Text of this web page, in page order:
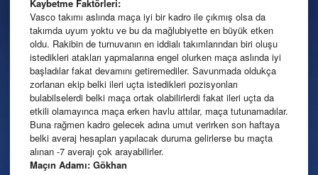
Kaybetme Faktörleri:
Vasco takımı aslında maça iyi bir kadro ile çıkmış olsa da
takımda uyum yoktu ve bu da mağlubiyette en büyük etken
oldu. Rakibin de turnuvanın en iddialı takımlarından biri oluşu
istedikleri atakları yapmalarına engel olurken maça aslında iyi
başladılar fakat devamını getiremediler. Savunmada oldukça
zorlanan ekip belki ileri uçta istedikleri pozisyonları
bulabilselerdi belki maça ortak olabilirlerdi fakat ileri uçta da
etkili olamayınca maça erken havlu attılar, maça tutunamadılar.
Buna rağmen kadro gelecek adına umut verirken son haftaya
belki averaj hesapları yapılacak duruma gelirlerse bu maçta
alınan -7 averajı çok arayabilirler.
Maçın Adamı: Gökhan